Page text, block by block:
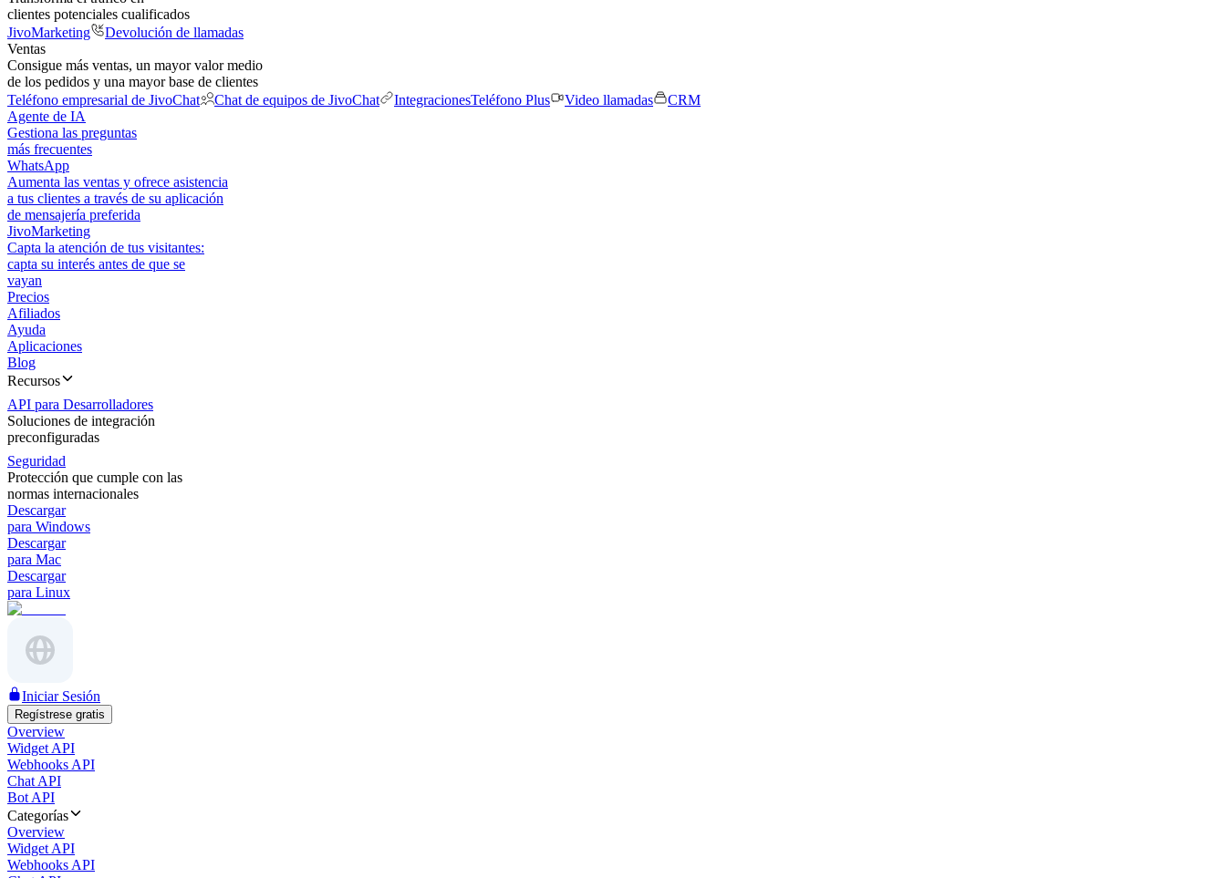
clientes potenciales cualificados
JivoMarketing
Devolución de llamadas
Ventas
Consigue más ventas, un mayor valor medio
de los pedidos y una mayor base de clientes
Teléfono empresarial de JivoChat
Chat de equipos de JivoChat IntegracionesTeléfono Plus Video llamadas
CRM
Agente de IA
Gestiona las preguntas
más frecuentes
WhatsApp
Aumenta las ventas y ofrece asistencia
a tus clientes a través de su aplicación
de mensajería preferida
JivoMarketing
Capta la atención de tus visitantes:
capta su interés antes de que se
vayan
Precios
Afiliados
Ayuda
Aplicaciones
Blog
Recursos
API para Desarrolladores
Soluciones de integración
preconfiguradas
Seguridad
Protección que cumple con las
normas internacionales
Descargar
para Windows
Descargar
para Mac
Descargar
para Linux
Iniciar Sesión
Regístrese gratis
Overview
Widget API
Webhooks API
Chat API
Bot API
Categorías
Overview
Widget API
Webhooks API